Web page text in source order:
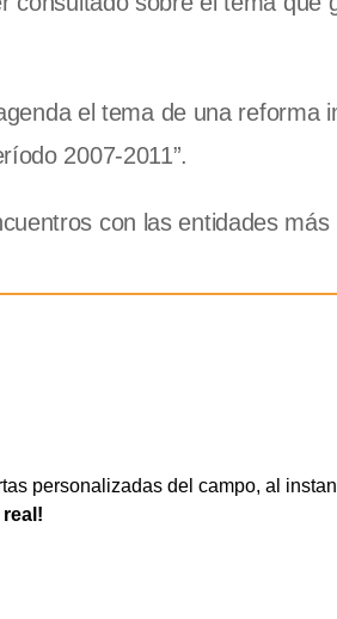
el tema de una reforma
2007-2011”.
con las entidades más
personalizadas del campo, al